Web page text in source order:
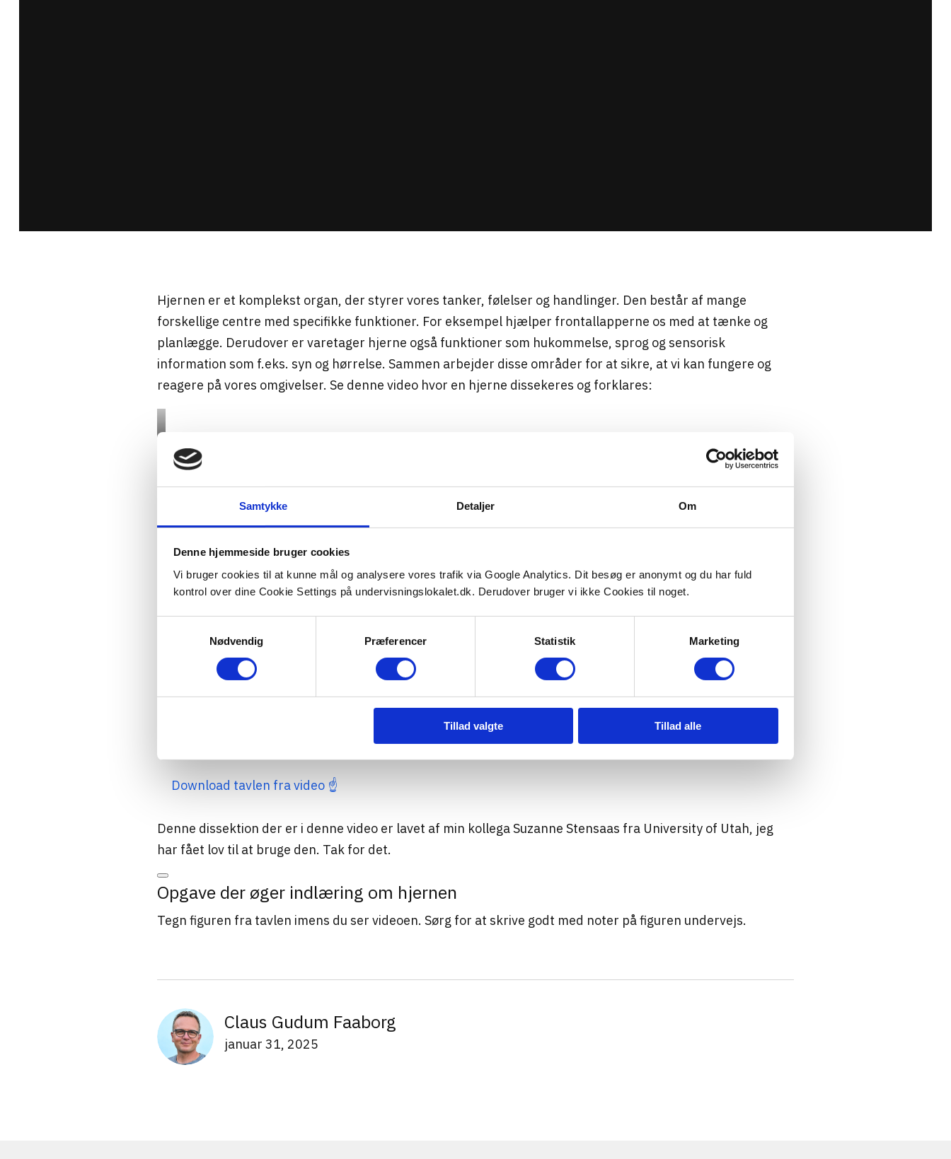
Samtykke Detaljer Om
Denne hjemmeside bruger cookies
Vi bruger cookies til at kunne mål og analysere vores trafik via Google Analytics. Dit besøg er anonymt og du har fuld
kontrol over dine Cookie Settings på undervisningslokalet.dk. Derudover bruger vi ikke Cookies til noget.
Nødvendig
Præferencer Statistik Marketing
Tillad valgte Tillad alle
Hjernen er et komplekst organ, der styrer vores tanker, følelser og handlinger. Den består af mange
forskellige centre med specifikke funktioner. For eksempel hjælper frontallapperne os med at tænke og
planlægge. Derudover er varetager hjerne også funktioner som hukommelse, sprog og sensorisk
information som f.eks. syn og hørrelse. Sammen arbejder disse områder for at sikre, at vi kan fungere og
reagere på vores omgivelser. Se denne video hvor en hjerne dissekeres og forklares:
Download tavlen fra video ☝️
Denne dissektion der er i denne video er lavet af min kollega Suzanne Stensaas fra University of Utah, jeg
har fået lov til at bruge den. Tak for det.
Opgave der øger indlæring om hjernen
Tegn figuren fra tavlen imens du ser videoen. Sørg for at skrive godt med noter på figuren undervejs.
Claus Gudum Faaborg
januar 31, 2025